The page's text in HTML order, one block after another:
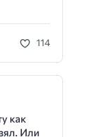
114
как
Или